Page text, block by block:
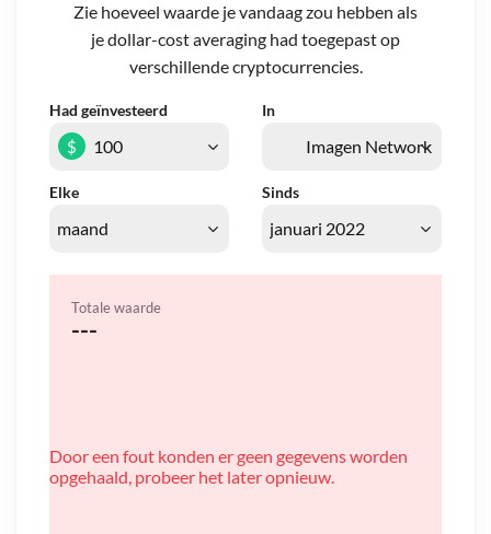
Zie hoeveel waarde je vandaag zou hebben als
je dollar-cost averaging had toegepast op
verschillende cryptocurrencies.
Had geïnvesteerd In
Elke Sinds
$
Totale waarde
---
Door een fout konden er geen gegevens worden
opgehaald, probeer het later opnieuw.